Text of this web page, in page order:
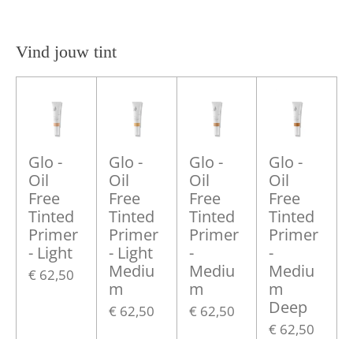
Vind jouw tint
Glo -
Oil
Free
Tinted
Primer
- Light
€ 62,50
Glo -
Oil
Free
Tinted
Primer
- Light
Mediu
m
€ 62,50
Glo -
Oil
Free
Tinted
Primer
-
Mediu
m
€ 62,50
Glo -
Oil
Free
Tinted
Primer
-
Mediu
m
Deep
€ 62,50